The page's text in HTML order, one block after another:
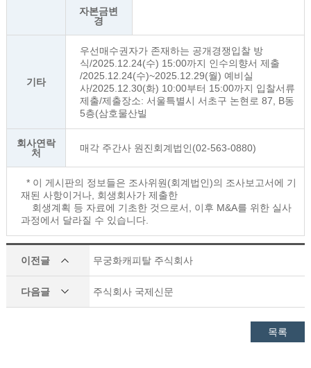
자본금변
경
기타
우선매수권자가 존재하는 공개경쟁입찰 방
식/2025.12.24(수) 15:00까지 인수의향서 제출
/2025.12.24(수)~2025.12.29(월) 예비실
사/2025.12.30(화) 10:00부터 15:00까지 입찰서류
제출/제출장소: 서울특별시 서초구 논현로 87, B동
5층(삼호물산빌
회사연락
처
매각 주간사 원진회계법인(02-563-0880)
* 이 게시판의 정보들은 조사위원(회계법인)의 조사보고서에 기
재된 사항이거나, 회생회사가 제출한
회생계획 등 자료에 기초한 것으로서, 이후 M&A를 위한 실사
과정에서 달라질 수 있습니다.
이전글 무궁화캐피탈 주식회사
다음글 주식회사 국제신문
목록